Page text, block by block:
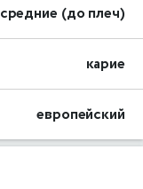
средние (до плеч)
карие
европейский